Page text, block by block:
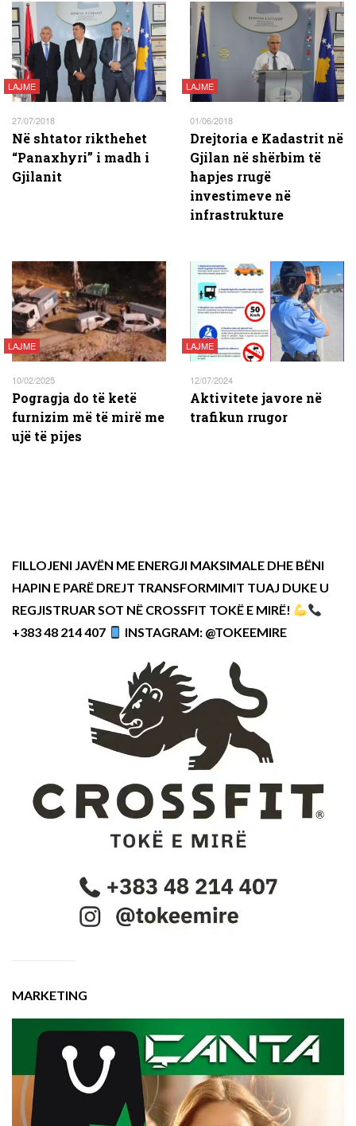
LAJME
27/07/2018
Në shtator rikthehet
“Panaxhyri” i madh i
Gjilanit
LAJME
01/06/2018
Drejtoria e Kadastrit në
Gjilan në shërbim të
hapjes rrugë
investimeve në
infrastrukture
LAJME
10/02/2025
Pogragja do të ketë
furnizim më të mirë me
ujë të pijes
LAJME
12/07/2024
Aktivitete javore në
trafikun rrugor
FILLOJENI JAVËN ME ENERGJI MAKSIMALE DHE BËNI
HAPIN E PARË DREJT TRANSFORMIMIT TUAJ DUKE U
REGJISTRUAR SOT NË CROSSFIT TOKË E MIRË!
+383 48 214 407
INSTAGRAM: @TOKEEMIRE
MARKETING